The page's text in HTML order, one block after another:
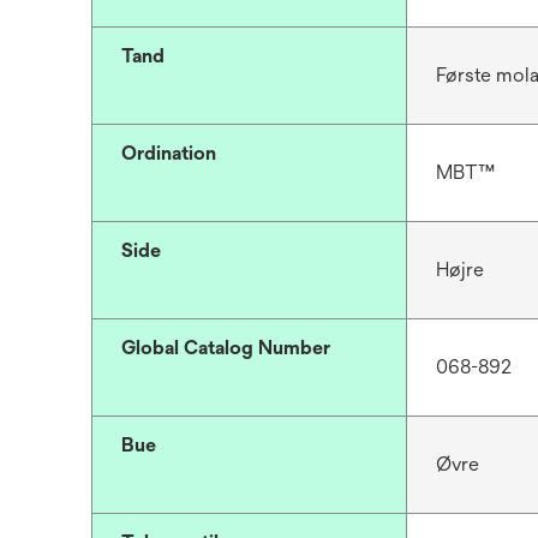
Tand
Første
Ordination
MBT™
Side
Højre
Global Catalog Number
068-892
Bue
Øvre